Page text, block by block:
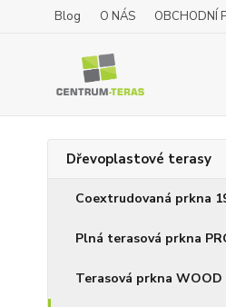
Blog O NÁS OBCHODNÍ
Dřevoplastové terasy
Coextrudovaná prkna
Plná terasová prkna
Terasová prkna WOOD